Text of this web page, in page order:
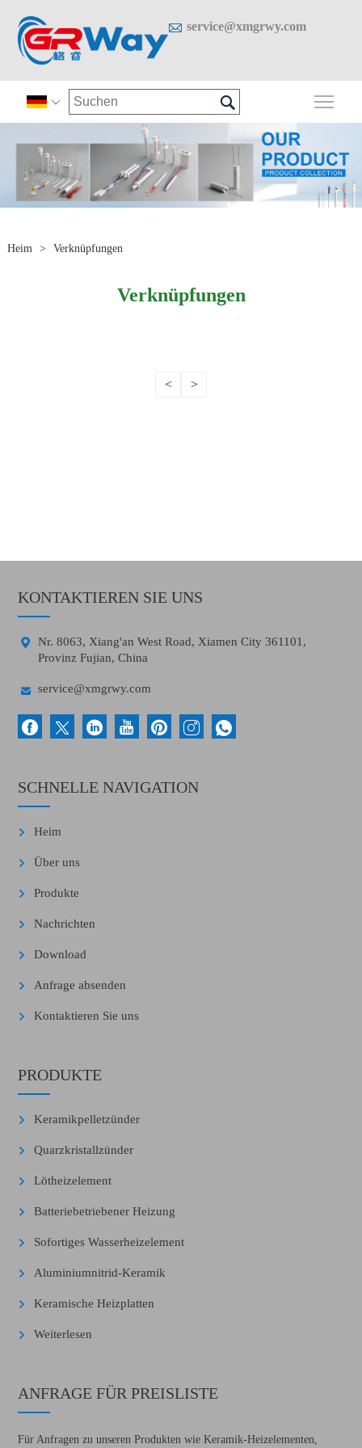
 service@xmgrwy.com
 
Heim > Verknüpfungen
Verknüpfungen
< >
KONTAKTIEREN SIE UNS

Nr. 8063, Xiang'an West Road, Xiamen City 361101,
Provinz Fujian, China
 service@xmgrwy.com
SCHNELLE NAVIGATION
Heim
Über uns
Produkte
Nachrichten
Download
Anfrage absenden
Kontaktieren Sie uns
PRODUKTE
Keramikpelletzünder
Quarzkristallzünder
Lötheizelement
Batteriebetriebener Heizung
Sofortiges Wasserheizelement
Aluminiumnitrid-Keramik
Keramische Heizplatten
Weiterlesen
ANFRAGE FÜR PREISLISTE
Für Anfragen zu unseren Produkten wie Keramik-Heizelementen,